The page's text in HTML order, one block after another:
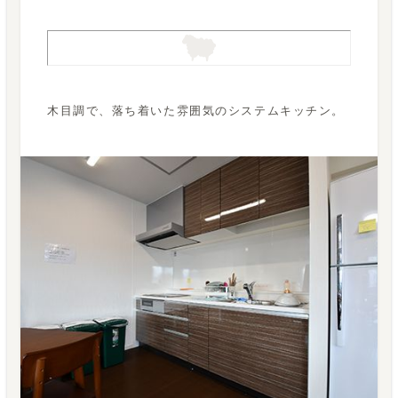
木目調で、落ち着いた雰囲気のシステムキッチン。